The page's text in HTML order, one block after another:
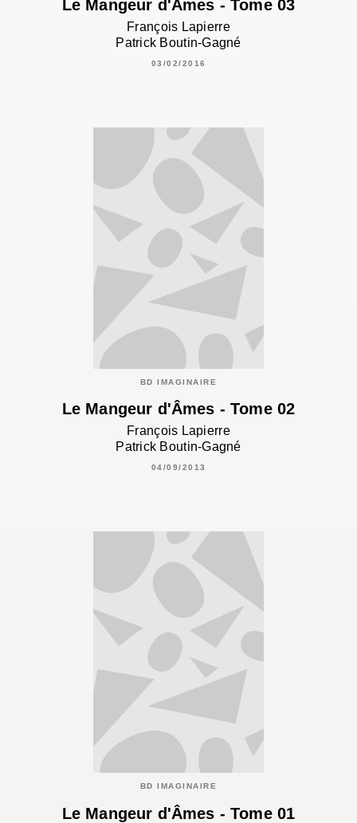
Le Mangeur d'Âmes - Tome 03
François Lapierre
Patrick Boutin-Gagné
03/02/2016
BD IMAGINAIRE
Le Mangeur d'Âmes - Tome 02
François Lapierre
Patrick Boutin-Gagné
04/09/2013
BD IMAGINAIRE
Le Mangeur d'Âmes - Tome 01